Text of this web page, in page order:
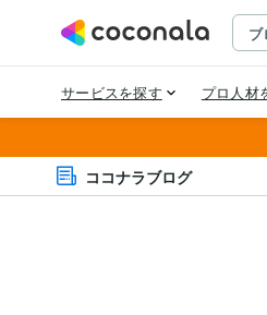
ココナラブログ